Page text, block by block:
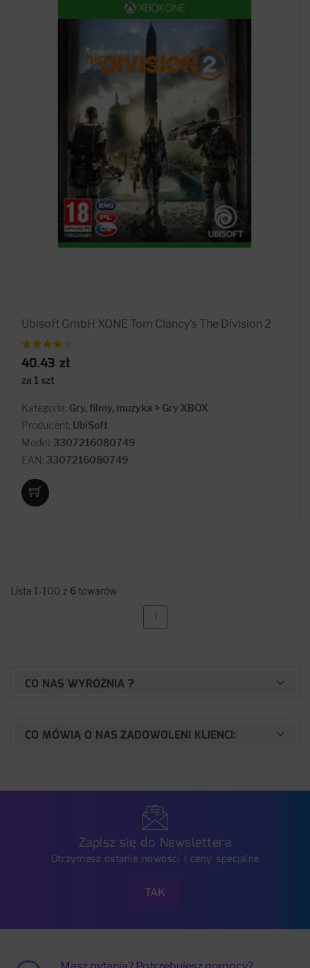
Ubisoft GmbH XONE Tom Clancy's The Division 2
40.43 zł
za 1 szt
Kategoria: Gry, filmy, muzyka > Gry XBOX
Producent: UbiSoft
Model: 3307216080749
EAN: 3307216080749
Lista 1-100 z 6towarów
1
CO NAS WYRÓŻNIA ?
CO MÓWIĄ O NAS ZADOWOLENI KLIENCI:
Zapisz się do Newslettera
Otrzymasz ostanie nowości i ceny specjalne